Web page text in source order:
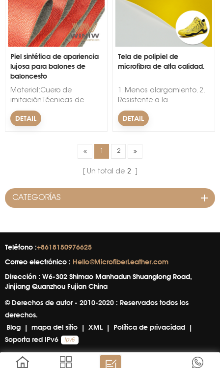
perfectamente para la
parte superior y el forro de
Piel sintética de apariencia
lujosa para balones de
baloncesto
Material:Cuero de
imitaciónTécnicas de
respaldo:tejidoPatrón:FinalizadoAncho:54/55"Espesor:1,0
mmMercado:mundoTipo:Tela
marca:WINIWCaracterística:Resistente
a las arrugas, ligero, buena
el medio
ambiente&nbsp;&nbsp;
DETAIL
Tela de polipiel de
microfibra de alta calidad.
1. Menos alargamiento. 2.
Resistente a la
abrasi&oacute;n. 3.
Materiales reciclados.
DETAIL
2
Un total de 2
CATEGORÍAS
Teléfono :+8618150976625
Correo electrónico : Hello@MicrofiberLeather.com
Dirección : W6-302 Shimao Manhadun Shuanglong Road,
Jinjiang Quanzhou Fujian China
© Derechos de autor - 2010-2020 : Reservados todos los
derechos.
Blog | mapa del sitio | XML | Política de privacidad |
Soporta red IPv6